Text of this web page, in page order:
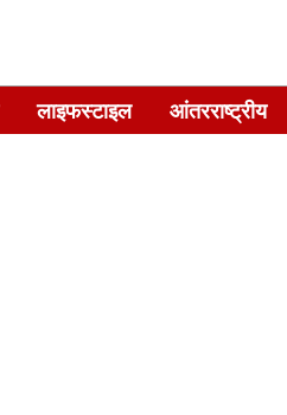
लाइफस्टाइल आंतरराष्ट्रीय